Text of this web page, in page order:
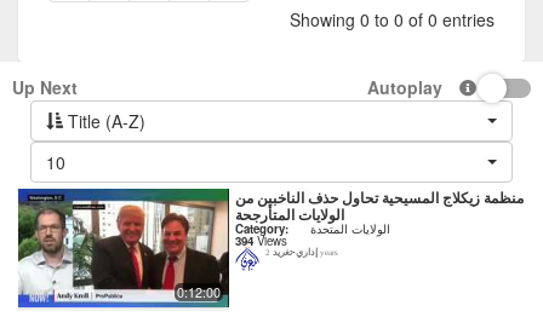
Showing 0 to 0 of 0 entries
Up Next
Autoplay
Title (A-Z)
10
0:12:00
منظمة زيكلاج المسيحية تحاول حذف الناخبين من
الولايات المتأرجحة
Category: الولايات المتحدة
394 Views
إداري-تغريد 2 years